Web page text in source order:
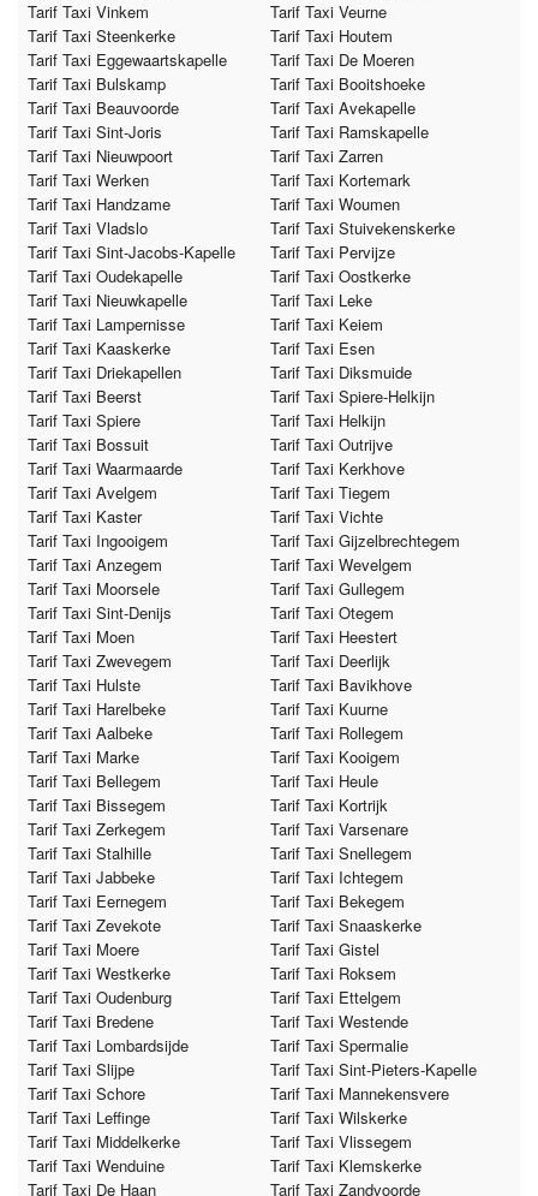
Tarif Taxi Vinkem
Tarif Taxi Veurne
Tarif Taxi Steenkerke
Tarif Taxi Houtem
Tarif Taxi Eggewaartskapelle
Tarif Taxi De Moeren
Tarif Taxi Bulskamp
Tarif Taxi Booitshoeke
Tarif Taxi Beauvoorde
Tarif Taxi Avekapelle
Tarif Taxi Sint-Joris
Tarif Taxi Ramskapelle
Tarif Taxi Nieuwpoort
Tarif Taxi Zarren
Tarif Taxi Werken
Tarif Taxi Kortemark
Tarif Taxi Handzame
Tarif Taxi Woumen
Tarif Taxi Vladslo
Tarif Taxi Stuivekenskerke
Tarif Taxi Sint-Jacobs-Kapelle
Tarif Taxi Pervijze
Tarif Taxi Oudekapelle
Tarif Taxi Oostkerke
Tarif Taxi Nieuwkapelle
Tarif Taxi Leke
Tarif Taxi Lampernisse
Tarif Taxi Keiem
Tarif Taxi Kaaskerke
Tarif Taxi Esen
Tarif Taxi Driekapellen
Tarif Taxi Diksmuide
Tarif Taxi Beerst
Tarif Taxi Spiere-Helkijn
Tarif Taxi Spiere
Tarif Taxi Helkijn
Tarif Taxi Bossuit
Tarif Taxi Outrijve
Tarif Taxi Waarmaarde
Tarif Taxi Kerkhove
Tarif Taxi Avelgem
Tarif Taxi Tiegem
Tarif Taxi Kaster
Tarif Taxi Vichte
Tarif Taxi Ingooigem
Tarif Taxi Gijzelbrechtegem
Tarif Taxi Anzegem
Tarif Taxi Wevelgem
Tarif Taxi Moorsele
Tarif Taxi Gullegem
Tarif Taxi Sint-Denijs
Tarif Taxi Otegem
Tarif Taxi Moen
Tarif Taxi Heestert
Tarif Taxi Zwevegem
Tarif Taxi Deerlijk
Tarif Taxi Hulste
Tarif Taxi Bavikhove
Tarif Taxi Harelbeke
Tarif Taxi Kuurne
Tarif Taxi Aalbeke
Tarif Taxi Rollegem
Tarif Taxi Marke
Tarif Taxi Kooigem
Tarif Taxi Bellegem
Tarif Taxi Heule
Tarif Taxi Bissegem
Tarif Taxi Kortrijk
Tarif Taxi Zerkegem
Tarif Taxi Varsenare
Tarif Taxi Stalhille
Tarif Taxi Snellegem
Tarif Taxi Jabbeke
Tarif Taxi Ichtegem
Tarif Taxi Eernegem
Tarif Taxi Bekegem
Tarif Taxi Zevekote
Tarif Taxi Snaaskerke
Tarif Taxi Moere
Tarif Taxi Gistel
Tarif Taxi Westkerke
Tarif Taxi Roksem
Tarif Taxi Oudenburg
Tarif Taxi Ettelgem
Tarif Taxi Bredene
Tarif Taxi Westende
Tarif Taxi Lombardsijde
Tarif Taxi Spermalie
Tarif Taxi Slijpe
Tarif Taxi Sint-Pieters-Kapelle
Tarif Taxi Schore
Tarif Taxi Mannekensvere
Tarif Taxi Leffinge
Tarif Taxi Wilskerke
Tarif Taxi Middelkerke
Tarif Taxi Vlissegem
Tarif Taxi Wenduine
Tarif Taxi Klemskerke
Tarif Taxi De Haan
Tarif Taxi Zandvoorde